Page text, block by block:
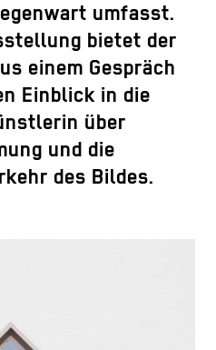
umfasst.
bietet der
einem Gespräch
Einblick in die
über
und die
des Bildes.